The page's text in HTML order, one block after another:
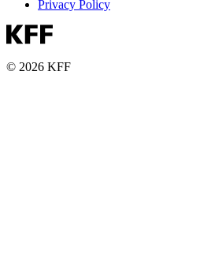
Privacy Policy
© 2026 KFF